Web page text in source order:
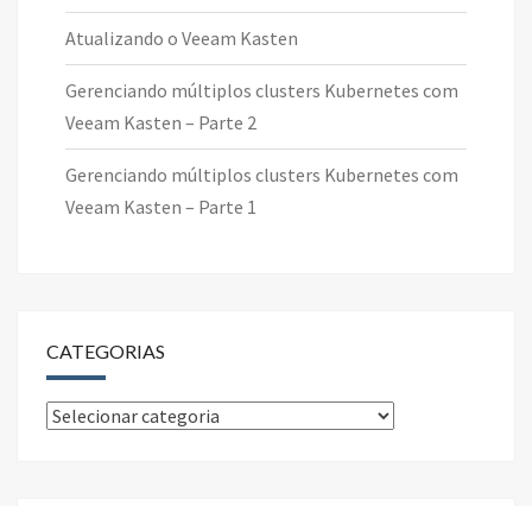
Atualizando o Veeam Kasten
Gerenciando múltiplos clusters Kubernetes com
Veeam Kasten – Parte 2
Gerenciando múltiplos clusters Kubernetes com
Veeam Kasten – Parte 1
CATEGORIAS
Categorias